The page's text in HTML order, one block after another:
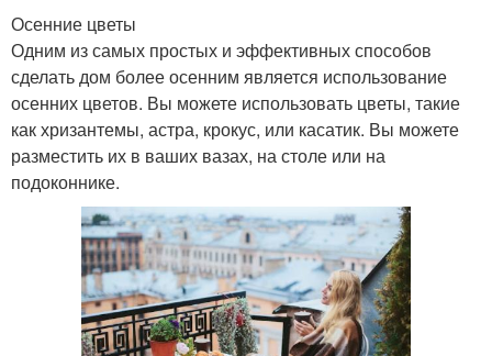
Осенние цветы
Одним из самых простых и эффективных способов
сделать дом более осенним является использование
осенних цветов. Вы можете использовать цветы, такие
как хризантемы, астра, крокус, или касатик. Вы можете
разместить их в ваших вазах, на столе или на
подоконнике.